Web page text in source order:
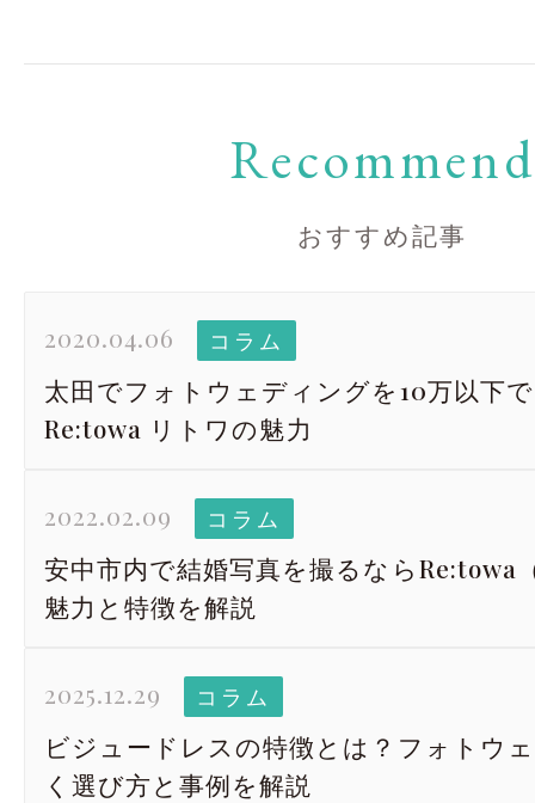
Recommend
おすすめ記事
2020.04.06 コラム
太田でフォトウェディングを10万以下
Re:towa リトワの魅力
2022.02.09 コラム
安中市内で結婚写真を撮るならRe:towa
魅力と特徴を解説
2025.12.29 コラム
ビジュードレスの特徴とは？フォトウ
く選び方と事例を解説